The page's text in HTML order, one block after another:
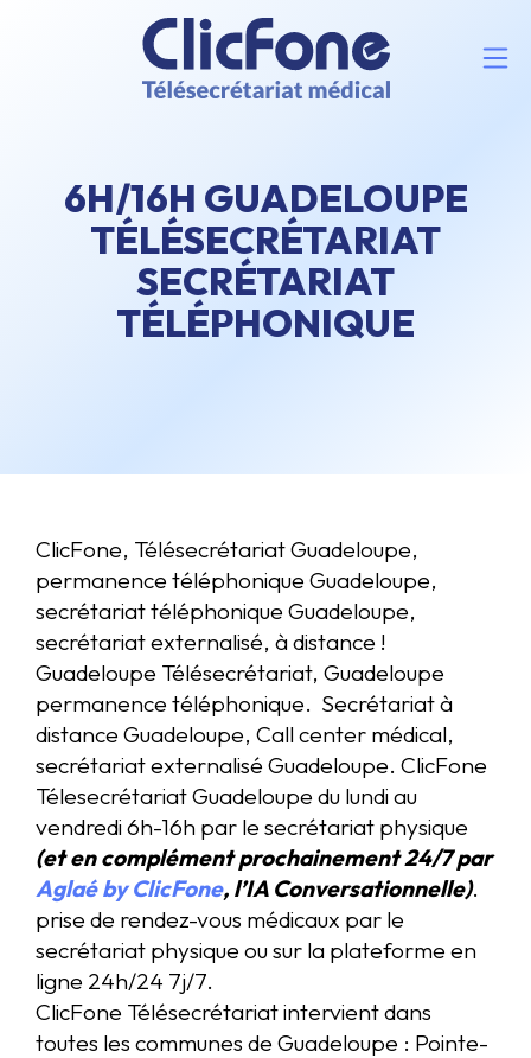
6H/16H GUADELOUPE
TÉLÉSECRÉTARIAT
SECRÉTARIAT
TÉLÉPHONIQUE
ClicFone, Télésecrétariat Guadeloupe,
permanence téléphonique Guadeloupe,
secrétariat téléphonique Guadeloupe,
secrétariat externalisé, à distance !
Guadeloupe Télésecrétariat, Guadeloupe
permanence téléphonique. Secrétariat à
distance Guadeloupe, Call center médical,
secrétariat externalisé Guadeloupe. ClicFone
Télesecrétariat Guadeloupe du lundi au
vendredi 6h-16h par le secrétariat physique
(et en complément prochainement 24/7 par
Aglaé by ClicFone, l’IA Conversationnelle).
prise de rendez-vous médicaux par le
secrétariat physique ou sur la plateforme en
ligne 24h/24 7j/7.
ClicFone Télésecrétariat intervient dans
toutes les communes de Guadeloupe : Pointe-